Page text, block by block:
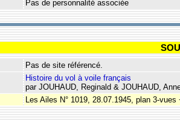
Pas de personnalité associée
Pas de site référencé.
Histoire du vol à voile français
par JOUHAUD, Reginald & JOUHAUD,
Les Ailes N° 1019, 28.07.1945, plan 3-